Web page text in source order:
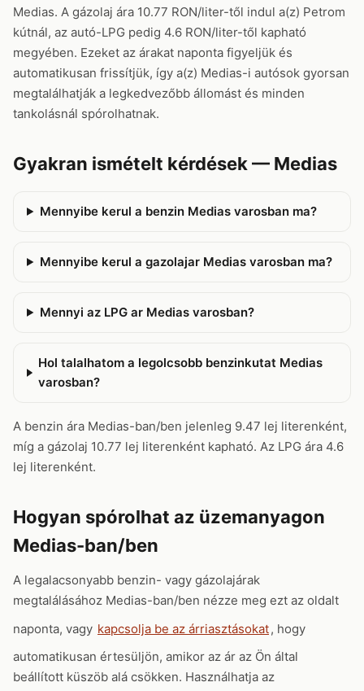
Medias. A gázolaj ára 10.77 RON/liter-től indul a(z) Petrom
kútnál, az autó-LPG pedig 4.6 RON/liter-től kapható
megyében. Ezeket az árakat naponta figyeljük és
automatikusan frissítjük, így a(z) Medias-i autósok gyorsan
megtalálhatják a legkedvezőbb állomást és minden
tankolásnál spórolhatnak.
Gyakran ismételt kérdések — Medias
Mennyibe kerul a benzin Medias varosban ma?
Mennyibe kerul a gazolajar Medias varosban ma?
Mennyi az LPG ar Medias varosban?
Hol talalhatom a legolcsobb benzinkutat Medias
varosban?
A benzin ára Medias-ban/ben jelenleg 9.47 lej literenként,
míg a gázolaj 10.77 lej literenként kapható. Az LPG ára 4.6
lej literenként.
Hogyan spórolhat az üzemanyagon
Medias-ban/ben
A legalacsonyabb benzin- vagy gázolajárak
megtalálásához Medias-ban/ben nézze meg ezt az oldalt
naponta, vagy kapcsolja be az árriasztásokat, hogy
automatikusan értesüljön, amikor az ár az Ön által
beállított küszöb alá csökken. Használhatja az